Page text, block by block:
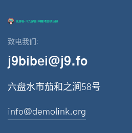
致电我们:
j9bibei@j9.fo
六盘水市茄和之涧58号
info@demolink.org